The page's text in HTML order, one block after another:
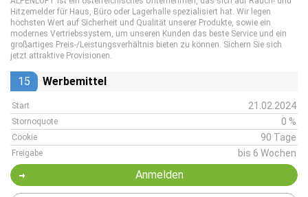
Hitzemelder für Haus, Büro oder Lagerhalle spezialisiert hat. Wir legen
höchsten Wert auf Sicherheit und Qualität unserer Produkte, sowie ein
modernes Vertriebssystem, um unseren Kunden das beste Service und ein
großartiges Preis-/Leistungsverhältnis bieten zu können. Sichern Sie sich
jetzt attraktive Provisionen.
15 Werbemittel
Start 21.02.2024
Stornoquote 0 %
Cookie 90 Tage
Freigabe bis 6 Wochen
Anmelden